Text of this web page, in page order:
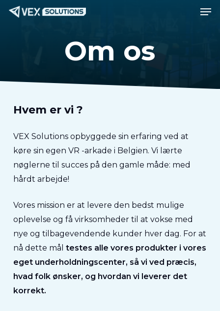
Spring
Om os
Hvem er vi ?
VEX Solutions opbyggede sin erfaring ved at
køre sin egen VR -arkade i Belgien. Vi lærte
nøglerne til succes på den gamle måde: med
hårdt arbejde!
Vores mission er at levere den bedst mulige
oplevelse og få virksomheder til at vokse med
nye og tilbagevendende kunder hver dag. For at
nå dette mål testes alle vores produkter i vores
eget underholdningscenter, så vi ved præcis,
hvad folk ønsker, og hvordan vi leverer det
korrekt.
Menu